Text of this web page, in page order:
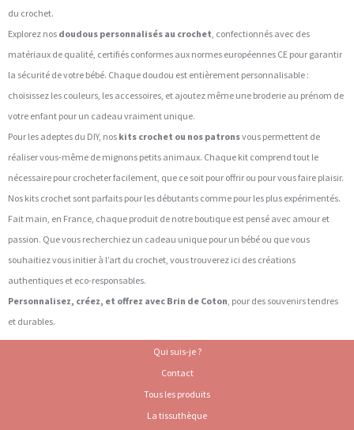
du crochet.
Explorez nos doudous personnalisés au crochet, confectionnés avec des
matériaux de qualité, certifiés conformes aux normes européennes CE pour garantir
la sécurité de votre bébé. Chaque doudou est entièrement personnalisable :
choisissez les couleurs, les accessoires, et ajoutez même une broderie au prénom de
votre enfant pour un cadeau vraiment unique.
Pour les adeptes du DIY, nos kits crochet ou nos patronsvous permettent de
réaliser vous-même de mignons petits animaux. Chaque kit comprend tout le
nécessaire pour crocheter facilement, que ce soit pour offrir ou pour vous faire plaisir.
Nos kits crochet sont parfaits pour les débutants comme pour les plus expérimentés.
Fait main, en France, chaque produit de notre boutique est pensé avec amour et
passion. Que vous recherchiez un cadeau unique pour un bébé ou que vous
souhaitiez vous initier à l’art du crochet, vous trouverez ici des créations
authentiques et eco-responsables.
Personnalisez, créez, et offrez avec Brin de Coton, pour des souvenirs tendres
et durables.
Qui suis-je ?
Contact
Tous les produits
La tissuthèque